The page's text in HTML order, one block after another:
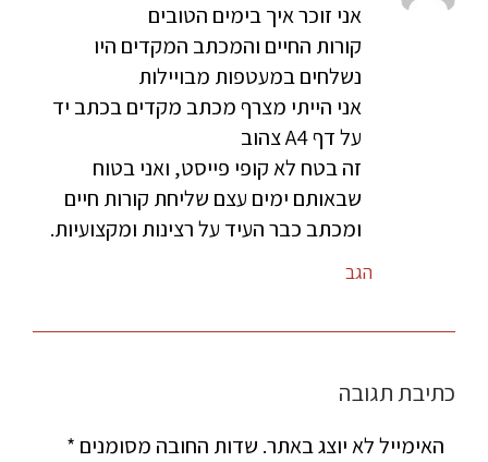
אני זוכר איך בימים הטובים
קורות החיים והמכתב המקדים היו
נשלחים במעטפות מבויילות
אני הייתי מצרף מכתב מקדים בכתב יד
על דף A4 צהוב
זה בטח לא קופי פייסט, ואני בטוח
שבאותם ימים עצם שליחת קורות חיים
ומכתב כבר העיד על רצינות ומקצועיות.
הגב
כתיבת תגובה
האימייל לא יוצג באתר. שדות החובה מסומנים *